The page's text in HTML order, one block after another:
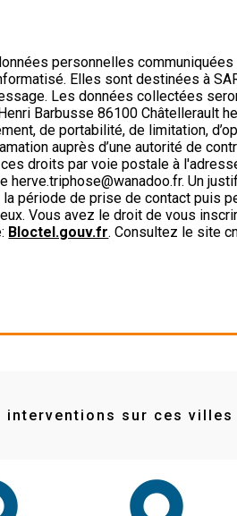
personnelles
Elles sont destinées à
Les données collectées
Barbusse 86100 Châtellerault
de portabilité, de limitation,
auprès d’une autorité de
droits par voie postale à
herve.triphose@wanadoo.fr. Un
la période de prise de contact puis
Vous avez le droit de vous
Bloctel.gouv.fr. Consultez le site
interventions sur ces villes